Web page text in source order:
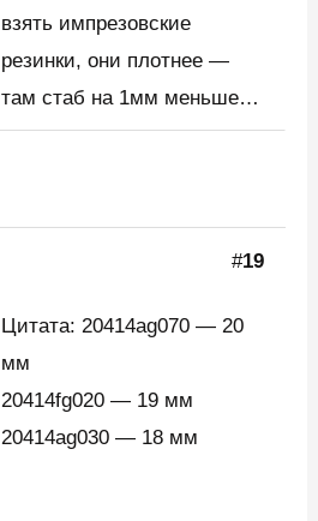
взять импрезовские
резинки, они плотнее —
там стаб на 1мм меньше…
#19
Цитата: 20414ag070 — 20
мм
20414fg020 — 19 мм
20414ag030 — 18 мм